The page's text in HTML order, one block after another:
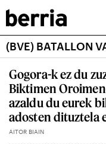
(BVE) BATALLON
Gogora-k ez du
Biktimen
azaldu du eurek
adosten dituztela
AITOR BIAIN